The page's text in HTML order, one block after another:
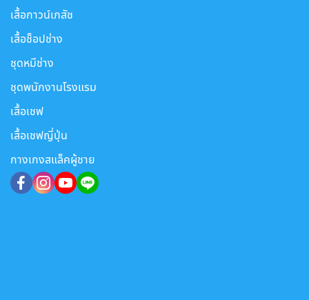
เสื้อกาวน์เภสัช
เสื้อช็อปช่าง
ชุดหมีช่าง
ชุดพนักงานโรงแรม
เสื้อเชฟ
เสื้อเชฟญี่ปุ่น
กางเกงสแล็คผู้ชาย